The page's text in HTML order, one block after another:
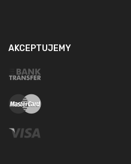
AKCEPTUJEMY